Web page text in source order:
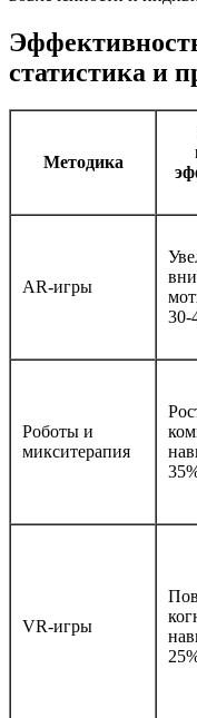
статистика и
Методика
AR-игры
30-
Роботы и
микситерапия
VR-игры